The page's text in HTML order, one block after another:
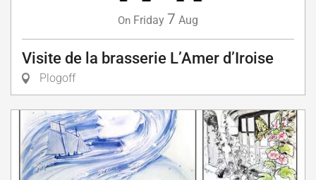
On Friday 7 Aug
Visite de la brasserie L’Amer d’Iroise
Plogoff